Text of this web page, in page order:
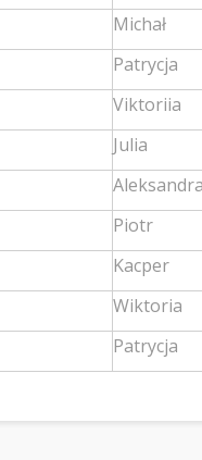
Michał
Patrycja
Viktoriia
Julia
Aleksandra
Piotr
Kacper
Wiktoria
Patrycja